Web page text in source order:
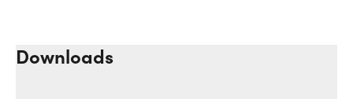
Downloads